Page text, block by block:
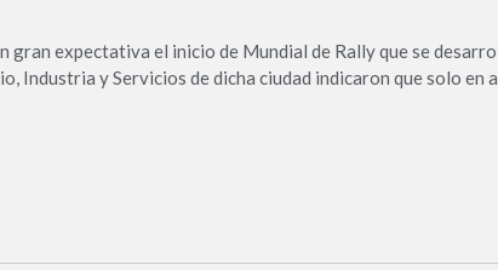
gran expectativa el inicio de Mundial de Rally que se
Industria y Servicios de dicha ciudad indicaron que solo en